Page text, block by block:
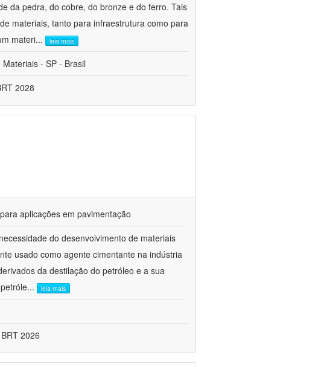
da pedra, do cobre, do bronze e do ferro. Tais
materiais, tanto para infraestrutura como para
materi... leia mais
- SP - Brasil
2028
aplicações em pavimentação
do desenvolvimento de materiais
usado como agente cimentante na indústria
da destilação do petróleo e a sua
... leia mais
2026